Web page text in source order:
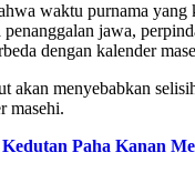
waktu purnama yang
penanggalan jawa,
dengan kalender
akan menyebabkan
masehi.
Paha Kanan